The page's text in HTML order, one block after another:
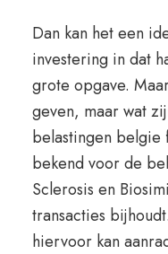
Dan kan het een
investering in dat
grote opgave.
geven, maar wat
belastingen belgie
bekend voor de
Sclerosis en
transacties
hiervoor kan